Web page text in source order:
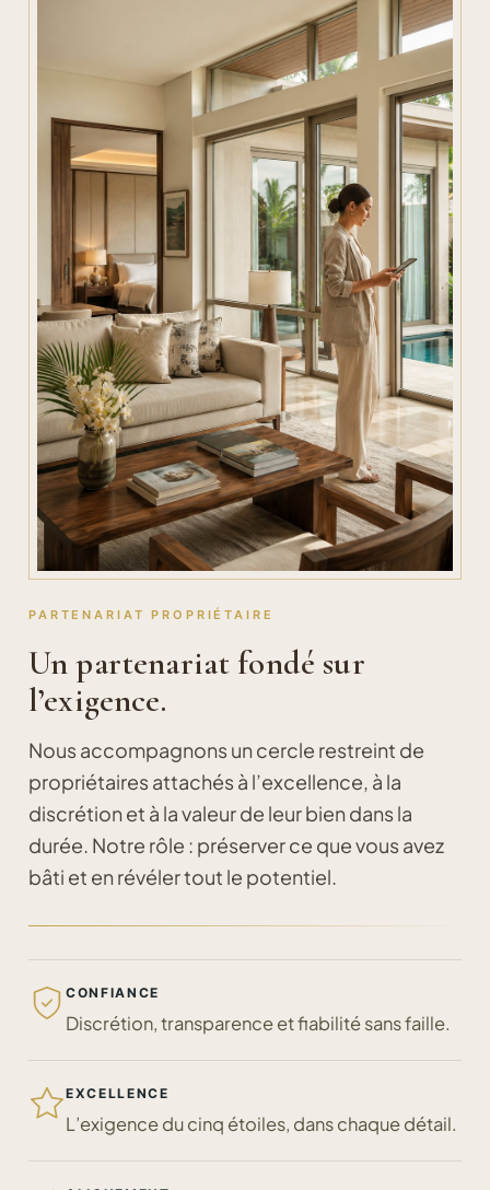
PARTENARIAT PROPRIÉTAIRE
Un partenariat fondé sur
l’exigence.
Nous accompagnons un cercle restreint de
propriétaires attachés à l’excellence, à la
discrétion et à la valeur de leur bien dans la
durée. Notre rôle : préserver ce que vous avez
bâti et en révéler tout le potentiel.
CONFIANCE
Discrétion, transparence et fiabilité sans faille.
EXCELLENCE
L’exigence du cinq étoiles, dans chaque détail.